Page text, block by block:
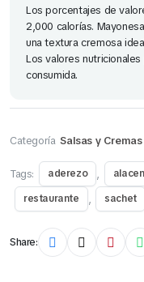
Los porcentajes de
2,000 calorías.
una textura cremosa
Los valores
consumida.
Categoría Salsas y Cremas
Tags: aderezo ,
restaurante , sachet
Share: